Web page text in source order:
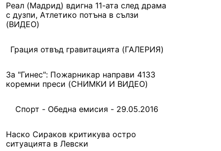
Реал (Мадрид) вдигна 11-ата след драма
с дузпи, Атлетико потъна в сълзи
(ВИДЕО)
Грация отвъд гравитацията (ГАЛЕРИЯ)
За "Гинес": Пожарникар направи 4133
коремни преси (СНИМКИ И ВИДЕО)
Спорт - Обедна емисия - 29.05.2016
Наско Сираков критикува остро
ситуацията в Левски